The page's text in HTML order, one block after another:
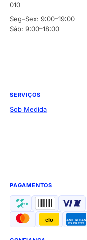
010
Seg–Sex: 9:00–19:00
Sáb: 9:00–18:00
SERVIÇOS
Sob Medida
PAGAMENTOS
elo AMERICAN
EXPRESS